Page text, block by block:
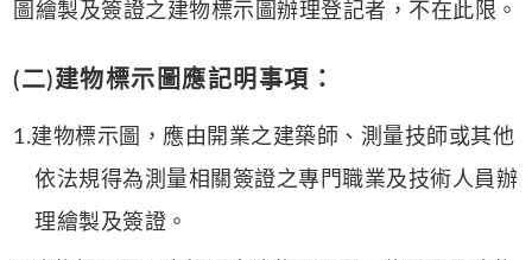
圖繪製及簽證之建物標示圖辦理登記者，不在此限。
(二)建物標示圖應記明事項：
1.建物標示圖，應由開業之建築師、測量技師或其他
依法規得為測量相關簽證之專門職業及技術人員辦
理繪製及簽證。